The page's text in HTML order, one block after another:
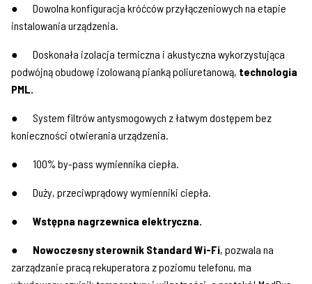
● Dowolna konfiguracja króćców przyłączeniowych na etapie
instalowania urządzenia.
● Doskonała izolacja termiczna i akustyczna wykorzystująca
podwójną obudowę izolowaną pianką poliuretanową, technologia
PML.
● System filtrów antysmogowych z łatwym dostępem bez
konieczności otwierania urządzenia.
● 100% by-pass wymiennika ciepła.
● Duży, przeciwprądowy wymienniki ciepła.
● Wstępna nagrzewnica elektryczna.
● Nowoczesny sterownik Standard Wi-Fi, pozwala na
zarządzanie pracą rekuperatora z poziomu telefonu, ma